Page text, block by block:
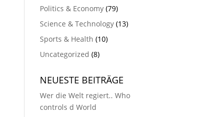
Politics & Economy(79)
Science & Technology(13)
Sports & Health (10)
Uncategorized (8)
NEUESTE BEITRÄGE
Wer die Welt regiert.. Who
controls d World